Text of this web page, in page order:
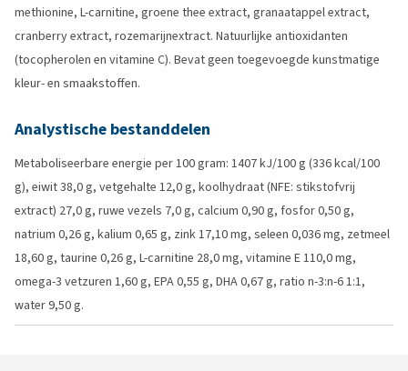
methionine, L-carnitine, groene thee extract, granaatappel extract,
cranberry extract, rozemarijnextract. Natuurlijke antioxidanten
(tocopherolen en vitamine C). Bevat geen toegevoegde kunstmatige
kleur- en smaakstoffen.
Analystische bestanddelen
Metaboliseerbare energie per 100 gram: 1407 kJ/100 g (336 kcal/100
g), eiwit 38,0 g, vetgehalte 12,0 g, koolhydraat (NFE: stikstofvrij
extract) 27,0 g, ruwe vezels 7,0 g, calcium 0,90 g, fosfor 0,50 g,
natrium 0,26 g, kalium 0,65 g, zink 17,10 mg, seleen 0,036 mg, zetmeel
18,60 g, taurine 0,26 g, L-carnitine 28,0 mg, vitamine E 110,0 mg,
omega-3 vetzuren 1,60 g, EPA 0,55 g, DHA 0,67 g, ratio n-3:n-6 1:1,
water 9,50 g.